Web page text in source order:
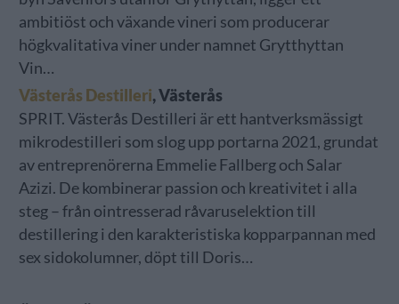
ambitiöst och växande vineri som producerar
högkvalitativa viner under namnet Grytthyttan
Vin…
Västerås Destilleri, Västerås
SPRIT. Västerås Destilleri är ett hantverksmässigt
mikrodestilleri som slog upp portarna 2021, grundat
av entreprenörerna Emmelie Fallberg och Salar
Azizi. De kombinerar passion och kreativitet i alla
steg – från ointresserad råvaruselektion till
destillering i den karakteristiska kopparpannan med
sex sidokolumner, döpt till Doris…